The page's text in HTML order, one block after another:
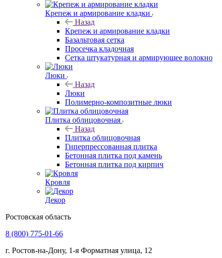
Крепеж и армирование кладки
Назад
Крепеж и армирование кладки
Базальтовая сетка
Просечка кладочная
Сетка штукатурная и армирующее волокно
Люки
Назад
Люки
Полимерно-композитные люки
Плитка облицовочная
Назад
Плитка облицовочная
Гиперпрессованная плитка
Бетонная плитка под камень
Бетонная плитка под кирпич
Кровля
Декор
Ростовская область
8 (800) 775-01-66
г. Ростов-на-Дону, 1-я Форматная улица, 12